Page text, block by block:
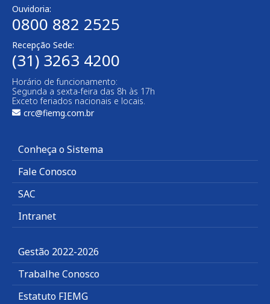
Ouvidoria:
0800 882 2525​
Recepção Sede:
(31) 3263 4200
Horário de funcionamento:
Segunda a sexta-feira das 8h às 17h
Exceto feriados nacionais e locais.
crc@fiemg.com.br
Conheça o Sistema
Fale Conosco
SAC
Intranet
Gestão 2022-2026
Trabalhe Conosco
Estatuto FIEMG